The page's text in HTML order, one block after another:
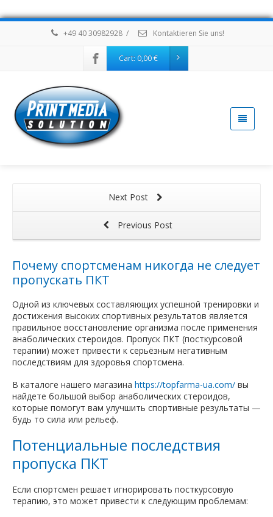
+49 40 30982928 / Kontaktieren Sie uns!
Cart: 0,00€
Next Post
Previous Post
Почему спортсменам никогда не следует
пропускать ПКТ
Одной из ключевых составляющих успешной тренировки и
достижения высоких спортивных результатов является
правильное восстановление организма после применения
анаболических стероидов. Пропуск ПКТ (посткурсовой
терапии) может привести к серьёзным негативным
последствиям для здоровья спортсмена.
В каталоге нашего магазина https://topfarma-ua.com/ вы
найдете большой выбор анаболических стероидов,
которые помогут вам улучшить спортивные результаты —
будь то сила или рельеф.
Потенциальные последствия
пропуска ПКТ
Если спортсмен решает игнорировать посткурсовую
терапию, это может привести к следующим проблемам: